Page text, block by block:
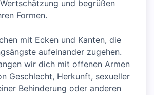
und begrüßen
Formen.
mit Ecken und Kanten, die
aufeinander zugehen.
wir dich mit offenen Armen
Geschlecht, Herkunft, sexueller
Behinderung oder anderen